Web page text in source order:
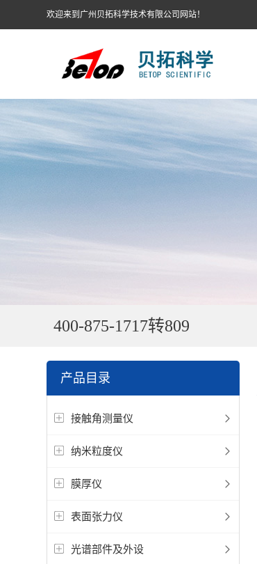
欢迎来到广州贝拓科学技术有限公司网站！
400-875-1717转809
产品目录
接触角测量仪
纳米粒度仪
膜厚仪
表面张力仪
光谱部件及外设